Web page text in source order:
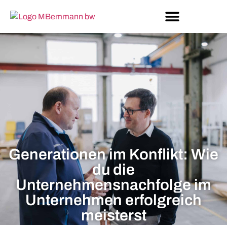
Generationen im Konflikt: Wie
du die
Unternehmensnachfolge im
Unternehmen erfolgreich
meisterst